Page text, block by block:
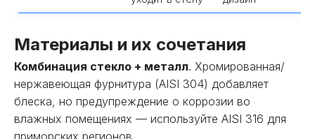
Материалы и их сочетания
Комбинация стекло + металл. Хромированная/
нержавеющая фурнитура (AISI 304) добавляет
блеска, но предупреждение о коррозии во
влажных помещениях — используйте AISI 316 для
приморских регионов.